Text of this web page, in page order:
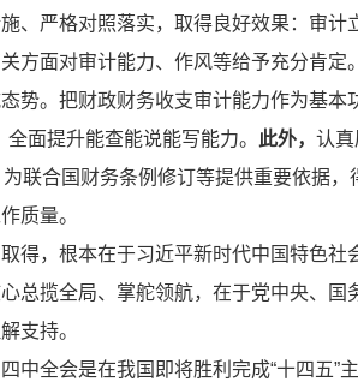
、严格对照落实，取得良好效果：审计
方面对审计能力、作风等给予充分肯
势。把财政财务收支审计能力作为基
面提升能查能说能写能力。
此外， 认真
联合国财务条例修订等提供重要依据
质量。
取得，根本在于习近平新时代中国特色
总揽全局、掌舵领航，在于党中央、
支持。
中全会是在我国即将胜利完成“十四五”